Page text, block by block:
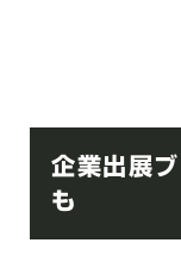
企業出展
も